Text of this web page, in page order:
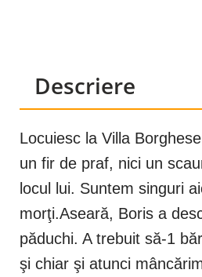
Descriere
Locuiesc la Villa
un fir de praf, nici un
locul lui. Suntem singuri
morţi.Aseară, Boris a
păduchi. A trebuit să-1
şi chiar şi atunci